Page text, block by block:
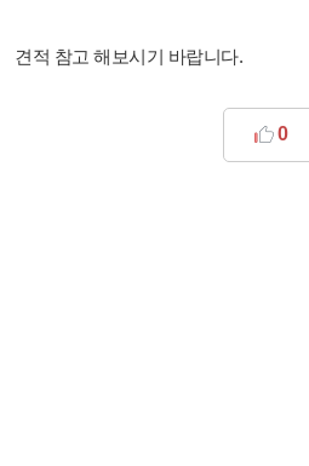
견적 참고 해보시기 바랍니다.
0